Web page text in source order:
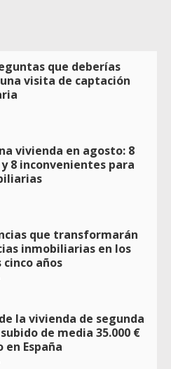
que deberías
visita de captación
vivienda en agosto: 8
8 inconvenientes para
que transformarán
inmobiliarias en los
años
la vivienda de segunda
de media 35.000 €
en España